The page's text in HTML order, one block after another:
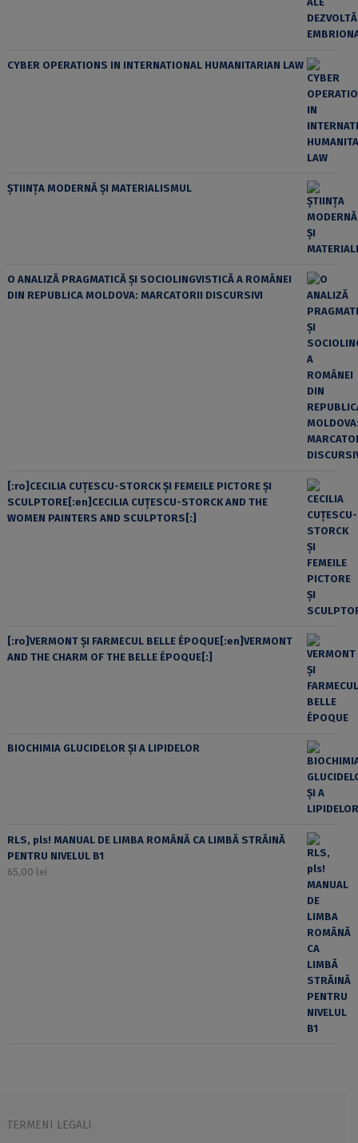
CYBER OPERATIONS IN INTERNATIONAL HUMANITARIAN LAW
ȘTIINȚA MODERNĂ ȘI MATERIALISMUL
O ANALIZĂ PRAGMATICĂ ȘI SOCIOLINGVISTICĂ A ROMÂNEI
DIN REPUBLICA MOLDOVA: MARCATORII DISCURSIVI
[:ro]CECILIA CUŢESCU-STORCK ŞI FEMEILE PICTORE ŞI
SCULPTORE[:en]CECILIA CUŢESCU-STORCK AND THE
WOMEN PAINTERS AND SCULPTORS[:]
[:ro]VERMONT ȘI FARMECUL BELLE ÉPOQUE[:en]VERMONT
AND THE CHARM OF THE BELLE ÉPOQUE[:]
BIOCHIMIA GLUCIDELOR ȘI A LIPIDELOR
RLS, pls! MANUAL DE LIMBA ROMÂNĂ CA LIMBĂ STRĂINĂ
PENTRU NIVELUL B1
65,00 lei
TERMENI LEGALI